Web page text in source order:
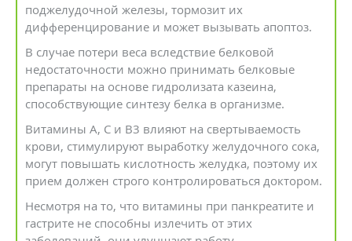
поджелудочной железы, тормозит их
дифференцирование и может вызывать апоптоз.
В случае потери веса вследствие белковой
недостаточности можно принимать белковые
препараты на основе гидролизата казеина,
способствующие синтезу белка в организме.
Витамины А, С и В3 влияют на свертываемость
крови, стимулируют выработку желудочного сока,
могут повышать кислотность желудка, поэтому их
прием должен строго контролироваться доктором.
Несмотря на то, что витамины при панкреатите и
гастрите не способны излечить от этих